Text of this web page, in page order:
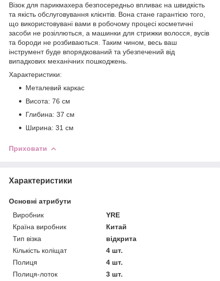
Візок для парикмахера безпосередньо впливає на швидкість
та якість обслуговування клієнтів. Вона стане гарантією того,
що використовувані вами в робочому процесі косметичні
засоби не розіллються, а машинки для стрижки волосся, вусів
та бороди не розбиваються. Таким чином, весь ваш
інструмент буде впорядкований та убезпечений від
випадкових механічних пошкоджень.
Характеристики:
Металевий каркас
Висота: 76 см
Глибина: 37 см
Ширина: 31 см
Приховати
Характеристики
Основні атрибути
Виробник
YRE
Країна виробник
Китай
Тип візка
відкрита
Кількість коліщат
4 шт.
Полиця
4 шт.
Полиця-лоток
3 шт.